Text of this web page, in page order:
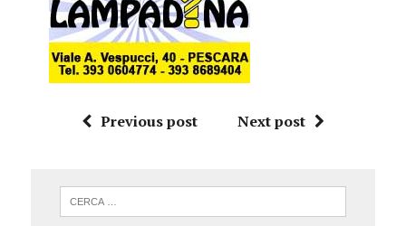
Previous post Next post